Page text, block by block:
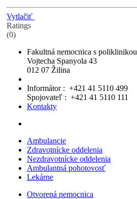
Vytlačiť
Ratings
(0)
Fakultná nemocnica s poliklinikou
Vojtecha Spanyola 43
012 07 Žilina
Informátor : +421 41 5110 499
Spojovateľ : +421 41 5110 111
Kontakty
Ambulancie
Zdravotnícke oddelenia
Nezdravotnícke oddelenia
Ambulantná pohotovosť
Lekárne
Otvorená nemocnica